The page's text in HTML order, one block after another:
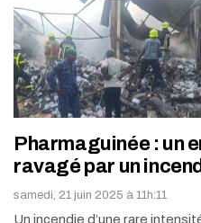
Pharmaguinée : un
ravagé par un
samedi, 21 juin 2025 à 11h:11
Un incendie d’une rare